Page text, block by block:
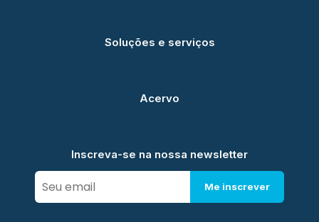
Soluções e serviços
Acervo
Inscreva-se na nossa newsletter
Me inscrever